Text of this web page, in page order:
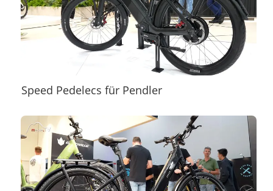
Speed Pedelecs für Pendler